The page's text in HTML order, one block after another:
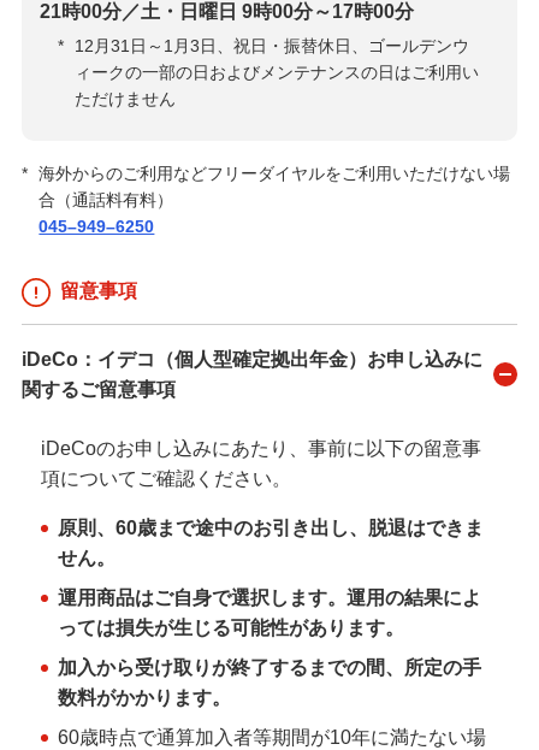
21時00分／土・日曜日 9時00分～17時00分
*
12月31日～1月3日、祝日・振替休日、ゴールデンウ
ィークの一部の日およびメンテナンスの日はご利用い
ただけません
* 海外からのご利用などフリーダイヤルをご利用いただけない場
合（通話料有料）
045–949–6250
留意事項
iDeCo：イデコ（個人型確定拠出年金）お申し込みに
関するご留意事項
iDeCoのお申し込みにあたり、事前に以下の留意事
項についてご確認ください。
原則、60歳まで途中のお引き出し、脱退はできま
せん。
運用商品はご自身で選択します。運用の結果によ
っては損失が生じる可能性があります。
加入から受け取りが終了するまでの間、所定の手
数料がかかります。
60歳時点で通算加入者等期間が10年に満たない場